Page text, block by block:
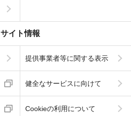
サイト情報
提供事業者等に関する表示
健全なサービスに向けて
Cookieの利用について